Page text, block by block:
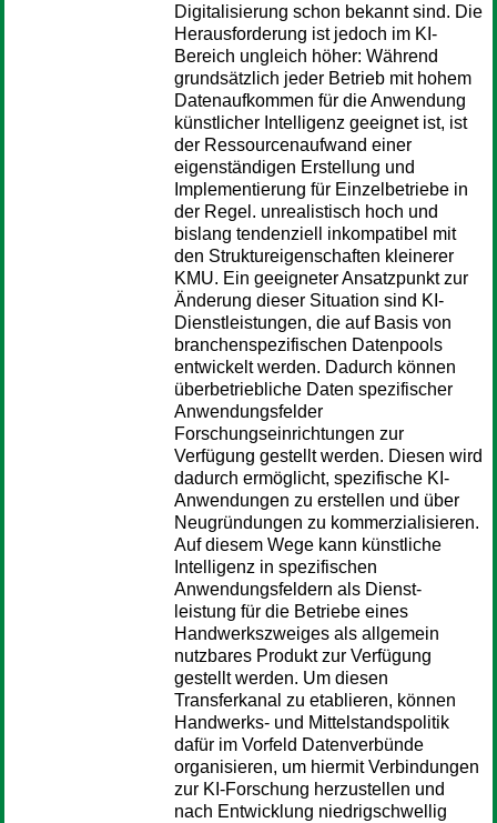
Digitalisierung schon bekannt sind. Die
Herausforderung ist jedoch im KI-
Bereich ungleich höher: Während
grundsätzlich jeder Betrieb mit hohem
Datenaufkommen für die Anwendung
künstlicher Intelligenz geeignet ist, ist
der Ressourcenaufwand einer
eigenständigen Erstellung und
Implementierung für Einzelbetriebe in
der Regel. unrealistisch hoch und
bislang tendenziell inkompatibel mit
den Struktureigenschaften kleinerer
KMU. Ein geeigneter Ansatzpunkt zur
Änderung dieser Situation sind KI-
Dienstleistungen, die auf Basis von
branchenspezifischen Datenpools
entwickelt werden. Dadurch können
überbetriebliche Daten spezifischer
Anwendungsfelder
Forschungseinrichtungen zur
Verfügung gestellt werden. Diesen wird
dadurch ermöglicht, spezifische KI-
Anwendungen zu erstellen und über
Neugründungen zu kommerzialisieren.
Auf diesem Wege kann künstliche
Intelligenz in spezifischen
Anwendungsfeldern als Dienst-
leistung für die Betriebe eines
Handwerkszweiges als allgemein
nutzbares Produkt zur Verfügung
gestellt werden. Um diesen
Transferkanal zu etablieren, können
Handwerks- und Mittelstandspolitik
dafür im Vorfeld Datenverbünde
organisieren, um hiermit Verbindungen
zur KI-Forschung herzustellen und
nach Entwicklung niedrigschwellig